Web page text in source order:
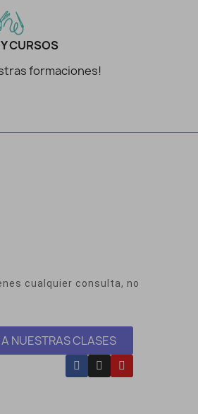
CURSOS
formaciones!
cualquier consulta, no
NUESTRAS CLASES